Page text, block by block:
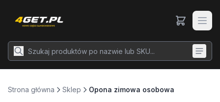
Strona główna Sklep Opona zimowa osobowa